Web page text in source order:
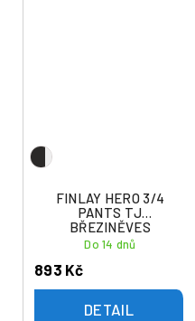
FINLAY HERO 3/4
PANTS TJ
BŘEZINĚVES
Do 14 dnů
893 Kč
DETAIL